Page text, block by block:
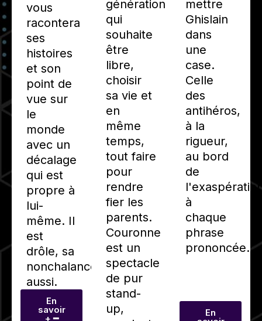
vous
racontera
ses
histoires
et son
point de
vue sur
le
monde
avec un
décalage
qui est
propre à
lui-
même. Il
est
drôle, sa
nonchalance
aussi.
En
savoir
+ ━
génération
qui
souhaite
être
libre,
choisir
sa vie et
en
même
temps,
tout faire
pour
rendre
fier les
parents.
Couronne
est un
spectacle
de pur
stand-
up,
mettre
Ghislain
dans
une
case.
Celle
des
antihéros,
à la
rigueur,
au bord
de
à
chaque
phrase
prononcée.
En